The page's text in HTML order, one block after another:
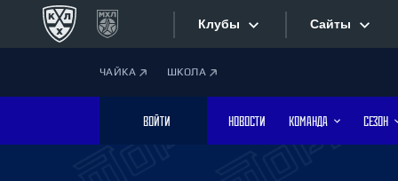
Клубы
Дивизион Боброва
Лада
Сайты
ЧАЙКА ШКОЛА
ВОЙТИ НОВОСТИ КОМАНДА СЕЗОН